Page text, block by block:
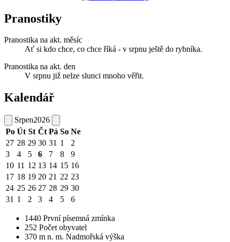
Pranostiky
Pranostika na akt. měsíc
Ať si kdo chce, co chce říká - v srpnu ještě do rybníka.
Pranostika na akt. den
V srpnu již nelze slunci mnoho věřit.
Kalendář
Srpen2026
Po Út St Čt Pá So Ne
27 28 29 30 31 1
2
3
4 5 6 7 8
9
10 11 12 13 14 15 16
17 18 19 20 21 22 23
24 25 26 27 28 29 30
31 1 2 3 4 5 6
1440 První písemná zmínka
252 Počet obyvatel
370 m n. m. Nadmořská výška